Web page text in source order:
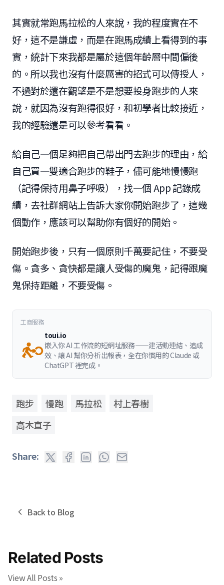
其實就常跑馬拉松的人來說，我的程度實在不
好，這不是謙虛，而是在跑馬成績上看得到的事
實，統計下來我都是屬於這個年齡層中間偏後
的。所以我也沒有什麼厲害的招式可以傳授人，
不過對於還在觀望是不是想要投身跑步的人來
說，就因為沒有跑得很好，和初學者比較接近，
我的經驗還是可以參考看看。
給自己一個足夠把自己帶出門去跑步的理由，給
自己買一雙適合跑步的鞋子，儘可能地慢慢跑
（記得保持用鼻子呼吸），找一個 App 記錄成
績，去社群網站上告訴大家你開始跑步了，這幾
個動作，應該可以幫助你有個好的開始。
開始跑步後，只有一個原則千萬要記住，不要受
傷。貪多、貪快都是讓人受傷的魔鬼，記得跟魔
鬼保持距離，不要受傷。
工商服務
toui.io
嵌入你 AI 工作流的短網址服務——建活動連結、追成
效、讓 AI 幫你分析出報表，全在你慣用的 Claude 或
ChatGPT 裡完成。
跑步 慢跑 馬拉松
村上春樹
高木直子
Share:
Back to Blog
Related Posts
View All Posts »